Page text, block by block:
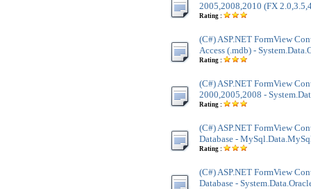
2005,2008,2010 (FX
Rating :
(C#) ASP.NET FormView
Access (.mdb) -
Rating :
(C#) ASP.NET FormView
2000,2005,2008 -
Rating :
(C#) ASP.NET FormView
Database -
Rating :
(C#) ASP.NET FormView
Database -